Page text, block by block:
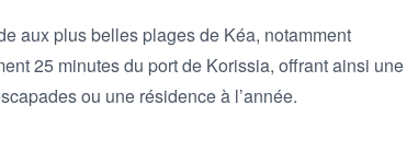
aux plus belles plages de Kéa, notamment
25 minutes du port de Korissia, offrant ainsi une
ou une résidence à l’année.